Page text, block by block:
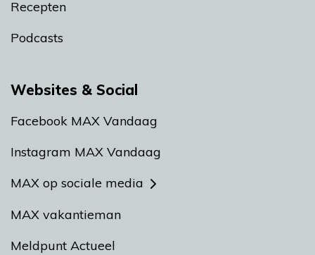
Recepten
Podcasts
Websites & Social
Facebook MAX Vandaag
Instagram MAX Vandaag
MAX op sociale media
MAX vakantieman
Meldpunt Actueel